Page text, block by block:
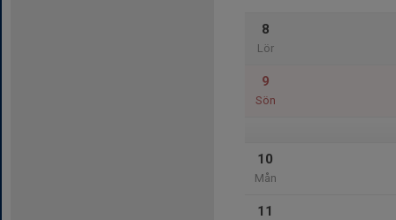
8
Lör
9
Sön
10
Mån
11